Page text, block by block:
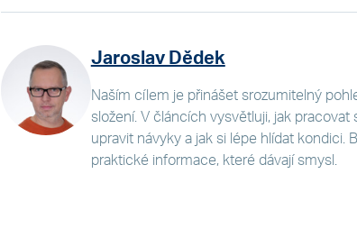
Jaroslav Dědek
Naším cílem je přinášet srozumitelný
složení. V článcích vysvětluji, jak pracovat
upravit návyky a jak si lépe hlídat kondici.
praktické informace, které dávají smysl.